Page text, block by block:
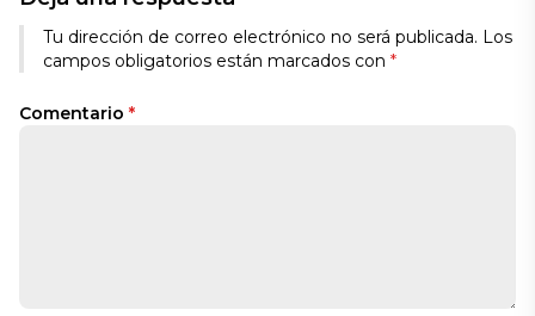
Tu dirección de correo electrónico no será publicada. Los
campos obligatorios están marcados con *
Comentario *